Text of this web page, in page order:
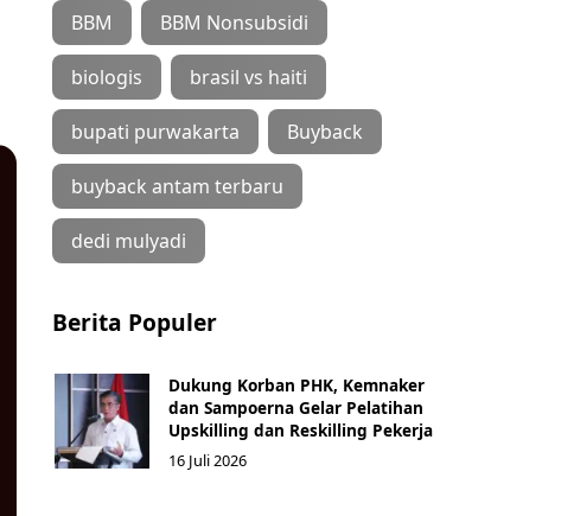
BBM BBM Nonsubsidi
biologis brasil vs haiti
bupati purwakarta Buyback
buyback antam terbaru
dedi mulyadi
Berita Populer
Dukung Korban PHK, Kemnaker
dan Sampoerna Gelar Pelatihan
Upskilling dan Reskilling Pekerja
16 Juli 2026